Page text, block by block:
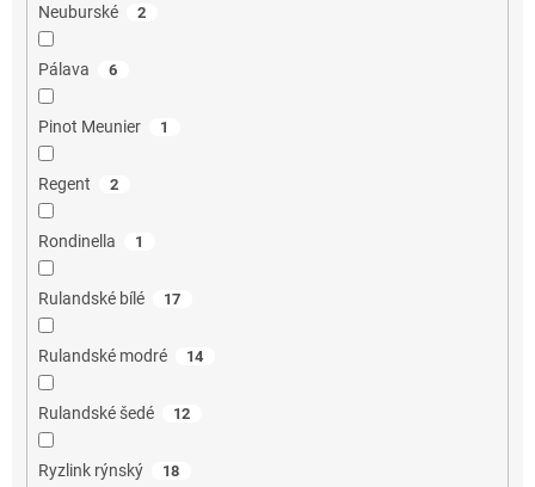
Neuburské 2
Pálava 6
Pinot Meunier 1
Regent 2
Rondinella 1
Rulandské bílé 17
Rulandské modré 14
Rulandské šedé 12
Ryzlink rýnský 18